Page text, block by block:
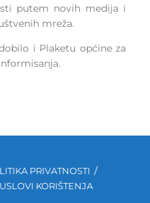
putem novih medija i
mreža.
i Plaketu općine za
PRIVATNOSTI
USLOVI KORIŠTENJA